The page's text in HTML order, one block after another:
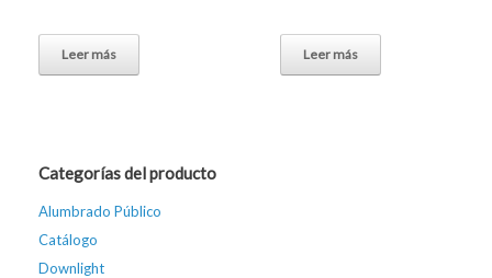
Leer más Leer más
Categorías del producto
Alumbrado Público
Catálogo
Downlight